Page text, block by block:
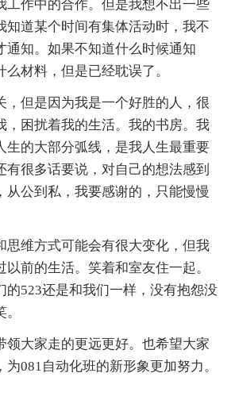
工作中的合作。但是我想不出一些
知道某个时间有集体活动时，我不
通知。如果不知道什么时候通知
材料，但是已经耽误了。
，但是因为我是一个好胜的人，很
，困扰着我的生活。我的书房。我
生的大部分弧线，是我人生最重要
有很多话要说，对自己的想法感到
从公到私，我要感谢的，只能慢慢
思维方式可能会有很大变化，但我
前的生活。笑着和室友住一起。
的523还是和我们一样，没有抱怨没
领大家走的更远更好。也希望大家
081自动化班的新形象更加努力。